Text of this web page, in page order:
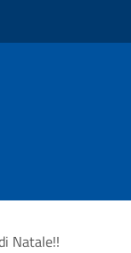
Natale!!